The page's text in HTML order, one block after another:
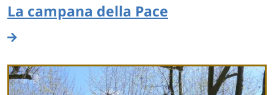
La campana della Pace